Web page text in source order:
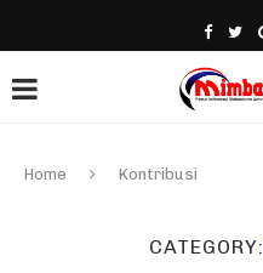
Home Kontribusi
CATEGORY: